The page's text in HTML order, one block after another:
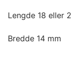
Lengde 18 eller
Bredde 14 mm